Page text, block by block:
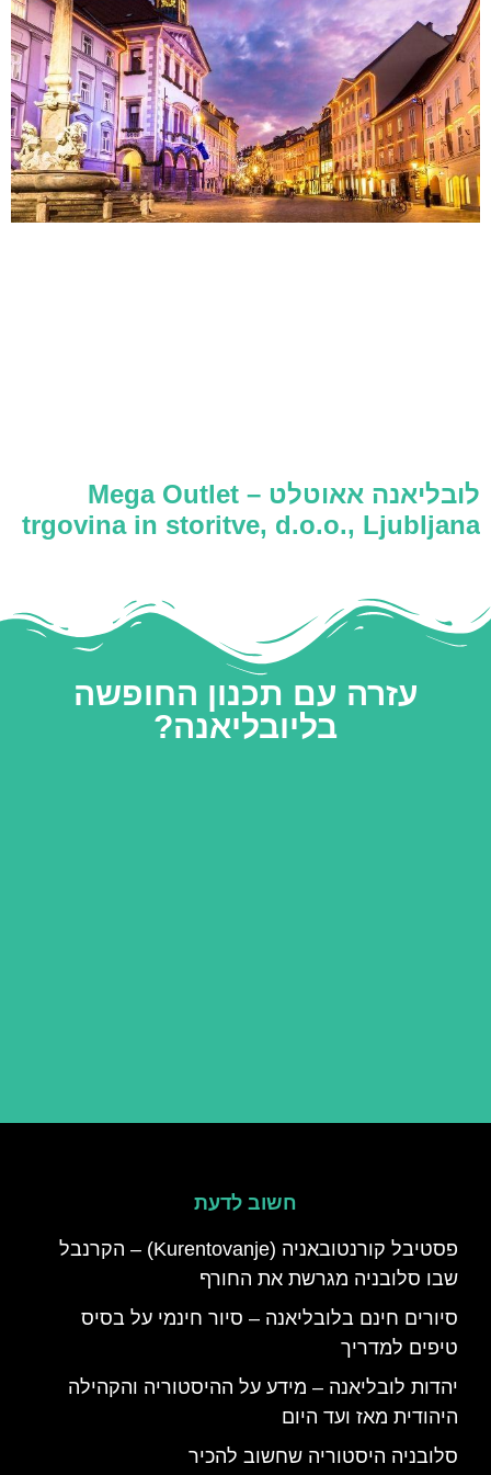
לובליאנה אאוטלט – Mega Outlet
trgovina in storitve, d.o.o., Ljubljana
עזרה עם תכנון החופשה
בליובליאנה?
חשוב לדעת
פסטיבל קורנטובאניה (Kurentovanje) – הקרנבל
שבו סלובניה מגרשת את החורף
סיורים חינם בלובליאנה – סיור חינמי על בסיס
טיפים למדריך
יהדות לובליאנה – מידע על ההיסטוריה והקהילה
היהודית מאז ועד היום
סלובניה היסטוריה שחשוב להכיר